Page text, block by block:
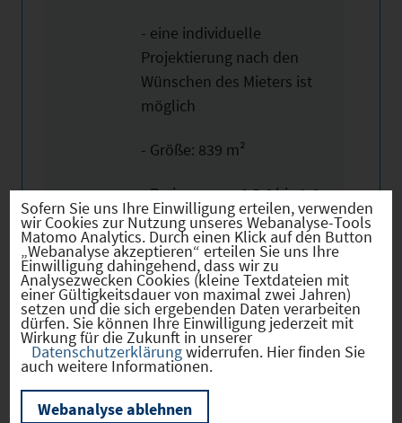
- eine individuelle
Projektierung nach den
Wünschen des Mieters ist
möglich
- Größe: 839 m²
- Preisspanne: 0,5 € bis 1 €
Wir weisen ausdrücklich darauf hin, dass
vorstehende Informationen auf den Angaben des
Anbieters beruhen und von uns nicht auf
Plausibilität, Vollständigkeit und Richtigkeit
überprüft wurden. Für den Inhalt der Angaben
Sofern Sie uns Ihre Einwilligung erteilen, verwenden
wir Cookies zur Nutzung unseres Webanalyse-Tools
Matomo Analytics. Durch einen Klick auf den Button
„Webanalyse akzeptieren“ erteilen Sie uns Ihre
Einwilligung dahingehend, dass wir zu
Analysezwecken Cookies (kleine Textdateien mit
einer Gültigkeitsdauer von maximal zwei Jahren)
setzen und die sich ergebenden Daten verarbeiten
dürfen. Sie können Ihre Einwilligung jederzeit mit
Wirkung für die Zukunft in unserer
Datenschutzerklärungwiderrufen. Hier finden Sie
auch weitere Informationen.
Webanalyse ablehnen